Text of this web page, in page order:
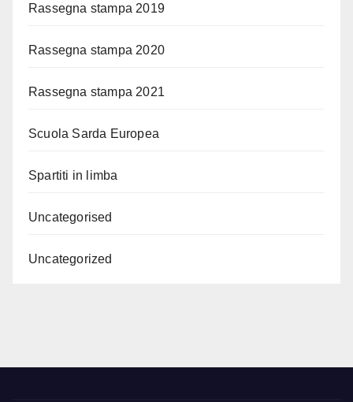
Rassegna stampa 2019
Rassegna stampa 2020
Rassegna stampa 2021
Scuola Sarda Europea
Spartiti in limba
Uncategorised
Uncategorized